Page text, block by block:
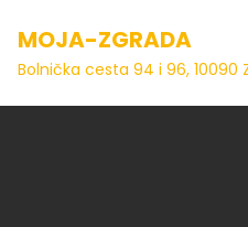
content
MOJA-ZGRADA
Bolnička cesta 94 i 96, 10090